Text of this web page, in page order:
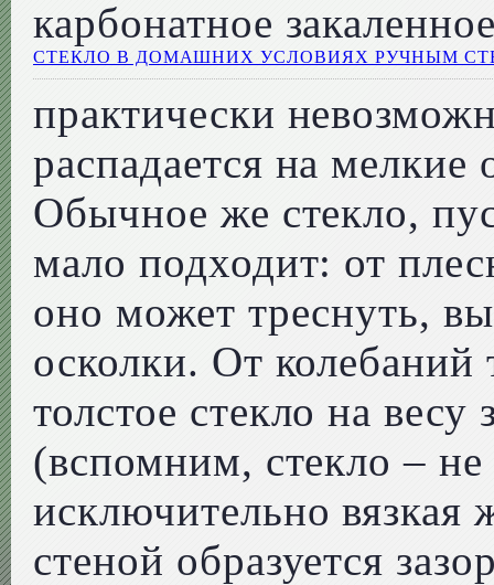
карбонатное
СТЕКЛО В ДОМАШНИХ УСЛОВИЯХ РУЧНЫМ
практически
распадается на
Обычное же стекло,
мало подходит: от
оно может треснуть,
осколки. От
толстое стекло на
(вспомним, стекло – не
исключительно
стеной образуется